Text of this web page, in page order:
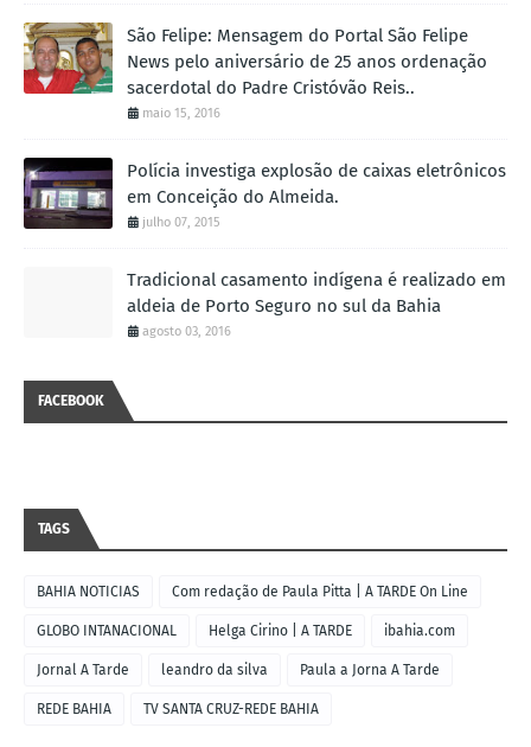
São Felipe: Mensagem do Portal São Felipe
News pelo aniversário de 25 anos ordenação
sacerdotal do Padre Cristóvão Reis..
maio 15, 2016
Polícia investiga explosão de caixas eletrônicos
em Conceição do Almeida.
julho 07, 2015
Tradicional casamento indígena é realizado em
aldeia de Porto Seguro no sul da Bahia
agosto 03, 2016
FACEBOOK
TAGS
BAHIA NOTICIAS Com redação de Paula Pitta | A TARDE On Line
GLOBO INTANACIONAL Helga Cirino | A TARDE ibahia.com
Jornal A Tarde leandro da silva Paula a Jorna A Tarde
REDE BAHIA TV SANTA CRUZ-REDE BAHIA